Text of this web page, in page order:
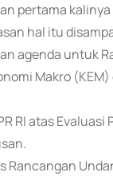
pertama
hal itu
agenda untuk
Makro
RI atas
Rancangan